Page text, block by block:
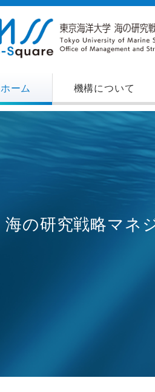
ホーム 機構について
海の研究戦略マネ